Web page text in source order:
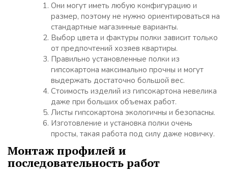
Они могут иметь любую конфигурацию и
размер, поэтому не нужно ориентироваться на
стандартные магазинные варианты.
Выбор цвета и фактуры полки зависит только
от предпочтений хозяев квартиры.
Правильно установленные полки из
гипсокартона максимально прочны и могут
выдержать достаточно большой вес.
Стоимость изделий из гипсокартона невелика
даже при больших объемах работ.
Листы гипсокартона экологичны и безопасны.
Изготовление и установка полки очень
просты, такая работа под силу даже новичку.
Монтаж профилей и
последовательность работ